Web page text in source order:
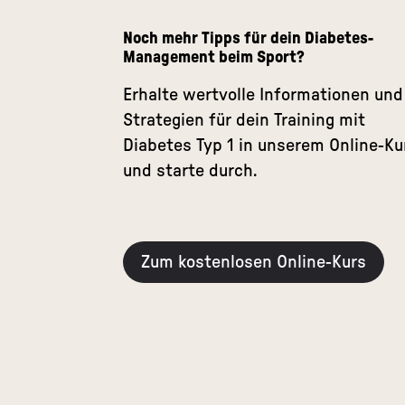
Noch mehr Tipps für dein Diabetes-
Management beim Sport?
Erhalte wertvolle Informationen und
Strategien für dein Training mit
Diabetes Typ 1 in unserem Online-
und starte durch.
Zum kostenlosen Online-Kurs